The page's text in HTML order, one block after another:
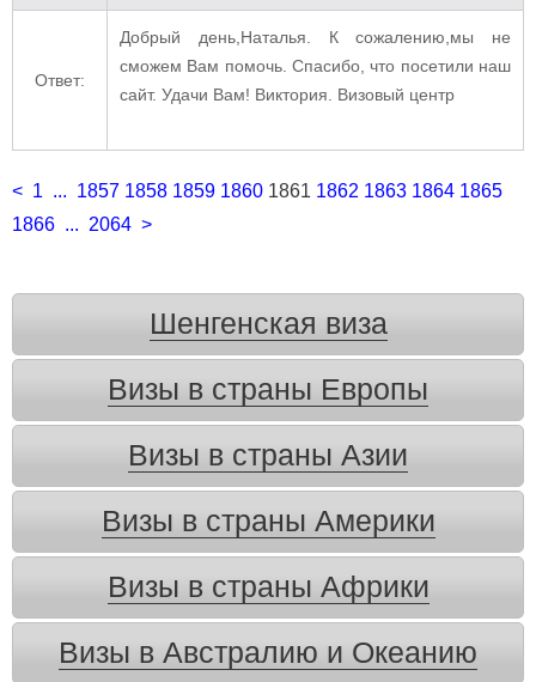
Ответ:
Добрый день,Наталья. К сожалению,мы не
сможем Вам помочь. Спасибо, что посетили наш
сайт. Удачи Вам! Виктория. Визовый центр
< 1 ... 1857 1858 1859 1860 1861 1862 1863 1864 1865
1866 ... 2064 >
Шенгенская виза
Визы в страны Европы
Визы в страны Азии
Визы в страны Америки
Визы в страны Африки
Визы в Австралию и Океанию